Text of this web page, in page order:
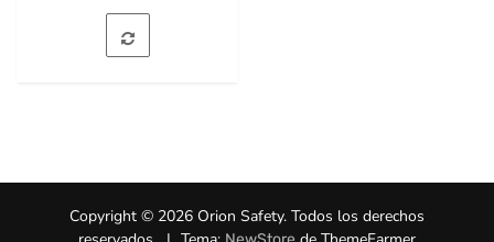
Copyright © 2026 Orion Safety. Todos los derechos